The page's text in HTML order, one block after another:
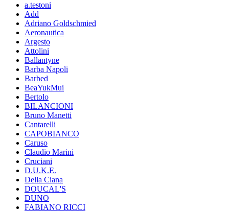
a.testoni
Add
Adriano Goldschmied
Aeronautica
Argesto
Attolini
Ballantyne
Barba Napoli
Barbed
BeaYukMui
Bertolo
BILANCIONI
Bruno Manetti
Cantarelli
CAPOBIANCO
Caruso
Claudio Marini
Cruciani
D.U.K.E.
Della Ciana
DOUCAL'S
DUNO
FABIANO RICCI